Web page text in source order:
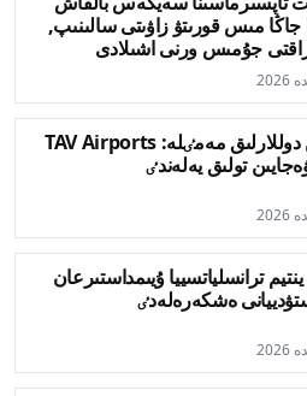
جاڭا مىس قورىتۋ زاۋىتى سالىنىپ,
133 ملن دوللارلىق مەمٸلە: TAV Airports
تولىق يەلەندٸ
ينتيم ترانسلياتسييا ۇيىمداستىرعان
ەشكەرەلەدٸ